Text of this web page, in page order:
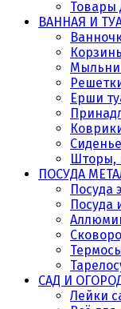
Товары
ВАННАЯ И
Ерши
Шторы,
ПОСУДА
Посуда
Посуда
САД И
Лейки